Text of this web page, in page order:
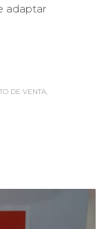
adaptar
DE VENTA